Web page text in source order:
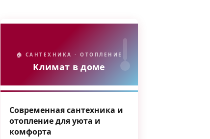
🏠 САНТЕХНИКА · ОТОПЛЕНИЕ
Климат в доме
Современная сантехника и
отопление для уюта и
комфорта